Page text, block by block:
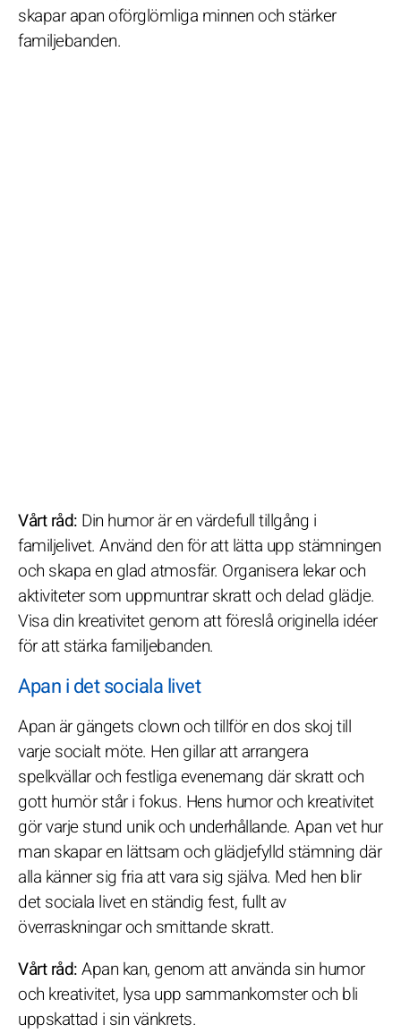
skapar apan oförglömliga minnen och stärker
familjebanden.
Vårt råd: Din humor är en värdefull tillgång i
familjelivet. Använd den för att lätta upp stämningen
och skapa en glad atmosfär. Organisera lekar och
aktiviteter som uppmuntrar skratt och delad glädje.
Visa din kreativitet genom att föreslå originella idéer
för att stärka familjebanden.
Apan i det sociala livet
Apan är gängets clown och tillför en dos skoj till
varje socialt möte. Hen gillar att arrangera
spelkvällar och festliga evenemang där skratt och
gott humör står i fokus. Hens humor och kreativitet
gör varje stund unik och underhållande. Apan vet hur
man skapar en lättsam och glädjefylld stämning där
alla känner sig fria att vara sig själva. Med hen blir
det sociala livet en ständig fest, fullt av
överraskningar och smittande skratt.
Vårt råd:Apan kan, genom att använda sin humor
och kreativitet, lysa upp sammankomster och bli
uppskattad i sin vänkrets.